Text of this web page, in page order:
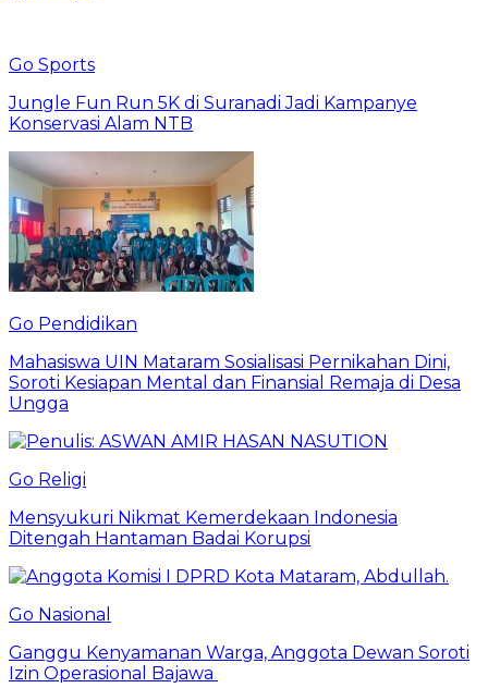
Go Sports
Jungle Fun Run 5K di Suranadi Jadi Kampanye
Konservasi Alam NTB
Go Pendidikan
Mahasiswa UIN Mataram Sosialisasi Pernikahan Dini,
Soroti Kesiapan Mental dan Finansial Remaja di Desa
Ungga
Go Religi
Mensyukuri Nikmat Kemerdekaan Indonesia
Ditengah Hantaman Badai Korupsi
Go Nasional
Ganggu Kenyamanan Warga, Anggota Dewan Soroti
Izin Operasional Bajawa